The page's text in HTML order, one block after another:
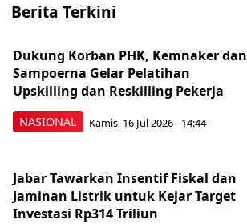
Berita Terkini
NASIONAL
Dukung Korban PHK, Kemnaker dan
Sampoerna Gelar Pelatihan
Upskilling dan Reskilling Pekerja
Kamis, 16 Jul 2026 - 14:44
Jabar Tawarkan Insentif Fiskal dan
Jaminan Listrik untuk Kejar Target
Investasi Rp314 Triliun